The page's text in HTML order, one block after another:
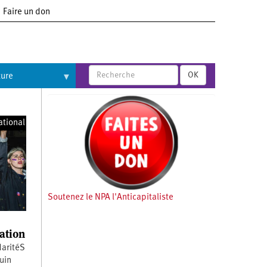
Faire un don
OK
Soutenez le NPA l'Anticapitaliste